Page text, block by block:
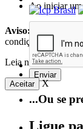
Ao iniciar um
...Ou se
Aviso:
O Portal da
condições
Leia nossoTermo
Aceitar X